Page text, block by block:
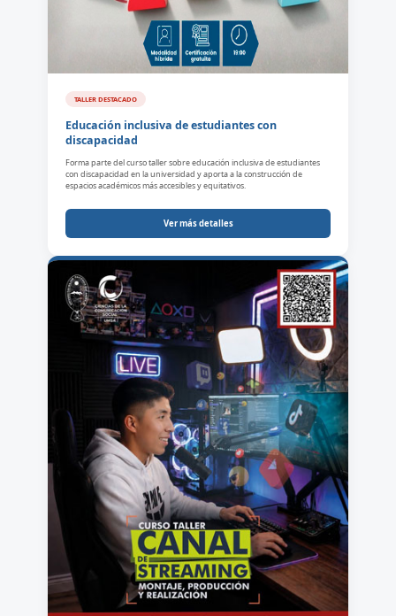
TALLER DESTACADO
Educación inclusiva de estudiantes con
discapacidad
Forma parte del curso taller sobre educación inclusiva de estudiantes
con discapacidad en la universidad y aporta a la construcción de
espacios académicos más accesibles y equitativos.
Ver más detalles